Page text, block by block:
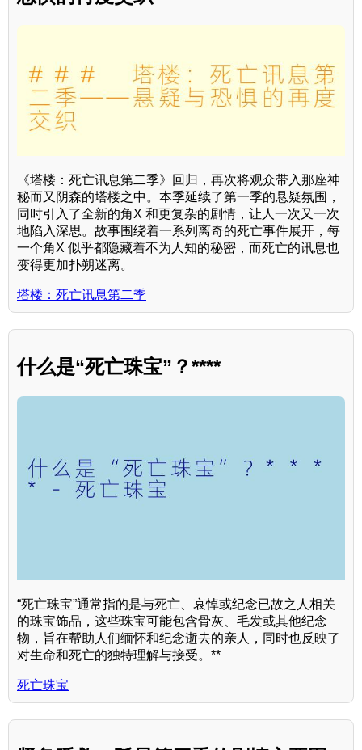
《塔楼：死亡讯息第二季》回归，再次将观众带入那座神
秘而又阴森的塔楼之中。本季延续了第一季的悬疑氛围，
同时引入了全新的角X 和更复杂的剧情，让人一次又一次
地陷入深思。故事围绕着一系列离奇的死亡事件展开，每
一个角X 似乎都隐藏着不为人知的秘密，而死亡的讯息也
变得更加扑朔迷离。
塔楼：死亡讯息第二季
什么是“死亡珠宝”？****
“死亡珠宝”通常指的是与死亡、哀悼或纪念已故之人相关
的珠宝饰品，这些珠宝可能包含骨灰、毛发或其他纪念
物，旨在帮助人们缅怀和纪念逝去的亲人，同时也反映了
对生命和死亡的独特理解与接受。**
死亡珠宝